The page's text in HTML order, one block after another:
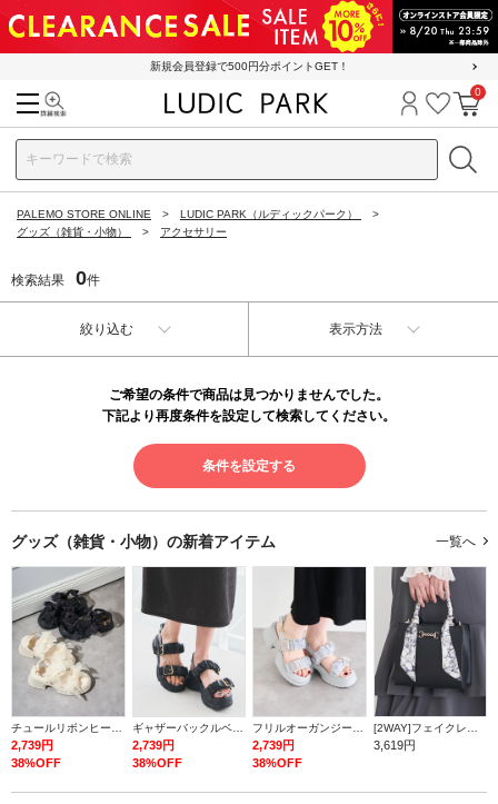
新規会員登録で500円分ポイントGET！
ログイン
お気に
カ
0
PALEMO STORE ONLINE
LUDIC PARK（ルディックパーク）
グッズ（雑貨・小物）
アクセサリー
検索結果 0件
絞り込む 表示方法
ご希望の条件で商品は見つかりませんでした。
下記より再度条件を設定して検索してください。
条件を設定する
グッズ（雑貨・小物）の新着アイテム 一覧へ
2,739円
38%OFF
ギャザーバックルベルトスポーツサンダル
2,739円
38%OFF
2,739円
38%OFF
3,619円